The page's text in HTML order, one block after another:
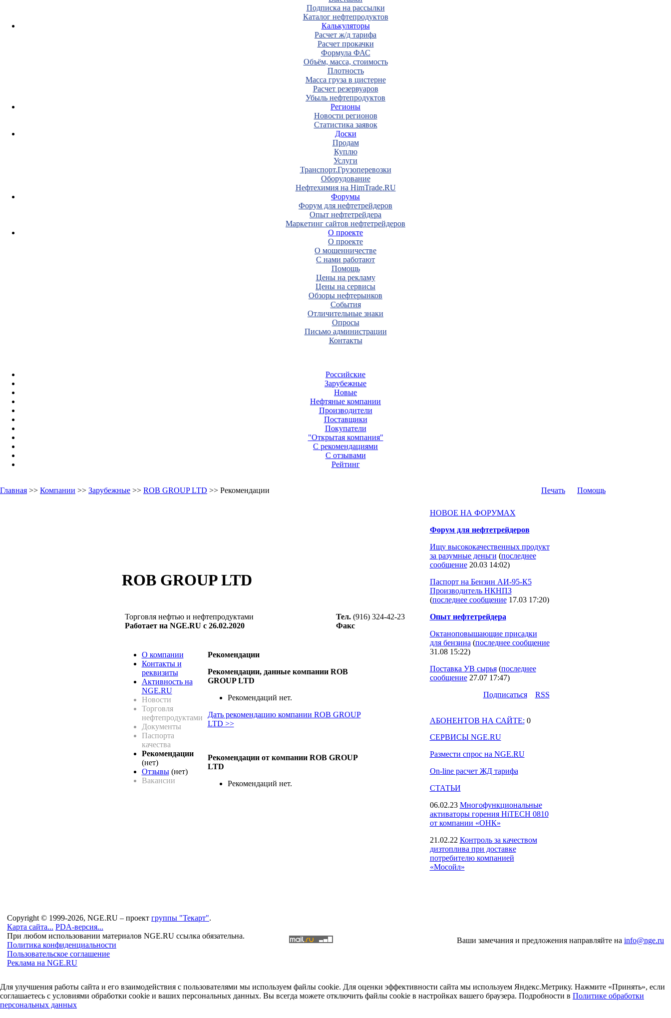
Подписка на рассылки
Каталог нефтепродуктов
Калькуляторы
Расчет ж/д тарифа
Расчет прокачки
Формула ФАС
Объём, масса, стоимость
Плотность
Масса груза в цистерне
Расчет резервуаров
Убыль нефтепродуктов
Регионы
Новости регионов
Статистика заявок
Доски
Продам
Куплю
Услуги
Транспорт.Грузоперевозки
Оборудование
Нефтехимия на HimTrade.RU
Форумы
Форум для нефтетрейдеров
Опыт нефтетрейдера
Маркетинг сайтов нефтетрейдеров
О проекте
О проекте
О мошенничестве
С нами работают
Помощь
Цены на рекламу
Цены на сервисы
Обзоры нефтерынков
События
Отличительные знаки
Опросы
Письмо администрации
Контакты
Российские
Зарубежные
Новые
Нефтяные компании
Производители
Поставщики
Покупатели
"Открытая компания"
С рекомендациями
С отзывами
Рейтинг
Главная >> Компании >> Зарубежные >> ROB GROUP LTD >> Рекомендации Печать Помощь
ROB GROUP LTD
Торговля нефтью и нефтепродуктами
Работает на NGE.RU с 26.02.2020
Тел.(916) 324-42-23
Факс
О компании
Контакты и
реквизиты
Активность на
NGE.RU
Новости
Торговля
нефтепродуктами
Документы
Паспорта
качества
Рекомендации
(нет)
Отзывы (нет)
Вакансии
Рекомендации
Рекомендации, данные компании ROB
GROUP LTD
Рекомендаций нет.
Дать рекомендацию компании ROB GROUP
LTD >>
Рекомендации от компании ROB GROUP
LTD
Рекомендаций нет.
НОВОЕ НА ФОРУМАХ
Форум для нефтетрейдеров
Ищу высококачественных продукт
за разумные деньги (последнее
сообщение 20.03 14:02)
Паспорт на Бензин АИ-95-К5
Производитель НКНПЗ
(последнее сообщение 17.03 17:20)
Опыт нефтетрейдера
Октаноповышающие присадки
для бензина (последнее сообщение
31.08 15:22)
Поставка УВ сырья(последнее
сообщение 27.07 17:47)
Подпиcаться
RSS
АБОНЕНТОВ НА САЙТЕ: 0
СЕРВИСЫ NGE.RU
Размести спрос на NGE.RU
On-line расчет ЖД тарифа
СТАТЬИ
06.02.23 Многофункциональные
активаторы горения HiTECH 0810
от компании «ОНК»
21.02.22 Контроль за качеством
дизтоплива при доставке
потребителю компанией
«Мосойл»
Copyright © 1999-2026, NGE.RU – проект группы "Текарт".
Карта сайта... PDA-версия...
При любом использовании материалов NGE.RU ссылка обязательна.
Политика конфиденциальности
Пользовательское соглашение
Реклама на NGE.RU
Ваши замечания и предложения направляйте на info@nge.ru
Для улучшения работы сайта и его взаимодействия с пользователями мы используем файлы cookie. Для оценки эффективности сайта мы используем Яндекс.Метрику. Нажмите «Принять», если
соглашаетесь с условиями обработки cookie и ваших персональных данных. Вы всегда можете отключить файлы cookie в настройках вашего браузера. Подробности в Политике обработки
персональных данных